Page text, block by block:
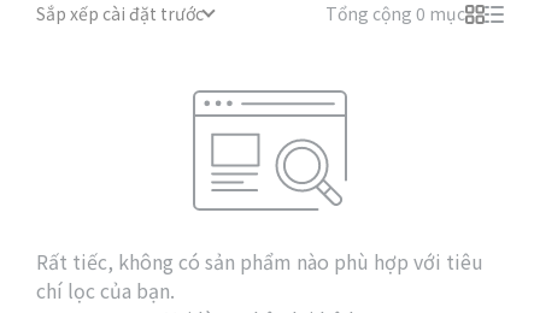
Sắp xếp cài đặt trước Tổng cộng 0 mục
Rất tiếc, không có sản phẩm nào phù hợp với tiêu
chí lọc của bạn.